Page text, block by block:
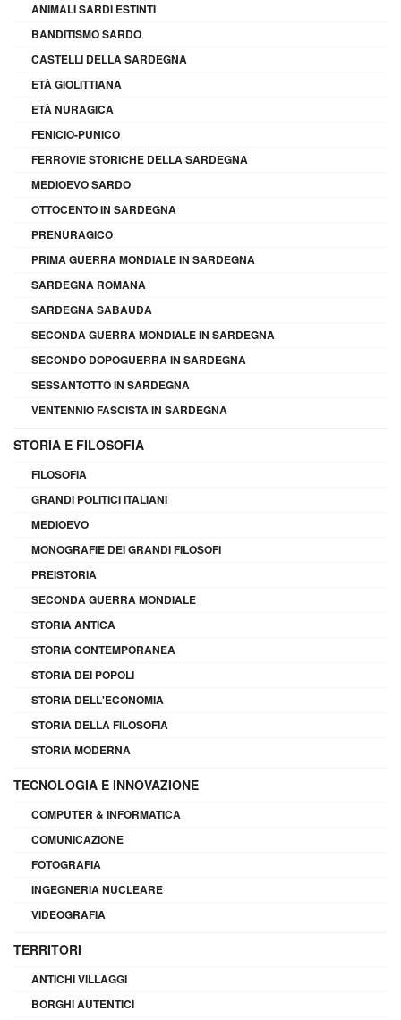
ANIMALI SARDI ESTINTI
BANDITISMO SARDO
CASTELLI DELLA SARDEGNA
ETÀ GIOLITTIANA
ETÀ NURAGICA
FENICIO-PUNICO
FERROVIE STORICHE DELLA SARDEGNA
MEDIOEVO SARDO
OTTOCENTO IN SARDEGNA
PRENURAGICO
PRIMA GUERRA MONDIALE IN SARDEGNA
SARDEGNA ROMANA
SARDEGNA SABAUDA
SECONDA GUERRA MONDIALE IN SARDEGNA
SECONDO DOPOGUERRA IN SARDEGNA
SESSANTOTTO IN SARDEGNA
VENTENNIO FASCISTA IN SARDEGNA
STORIA E FILOSOFIA
FILOSOFIA
GRANDI POLITICI ITALIANI
MEDIOEVO
MONOGRAFIE DEI GRANDI FILOSOFI
PREISTORIA
SECONDA GUERRA MONDIALE
STORIA ANTICA
STORIA CONTEMPORANEA
STORIA DEI POPOLI
STORIA DELL'ECONOMIA
STORIA DELLA FILOSOFIA
STORIA MODERNA
TECNOLOGIA E INNOVAZIONE
COMPUTER & INFORMATICA
COMUNICAZIONE
FOTOGRAFIA
INGEGNERIA NUCLEARE
VIDEOGRAFIA
TERRITORI
ANTICHI VILLAGGI
BORGHI AUTENTICI